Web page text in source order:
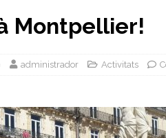
Montpellier!
administrador Activitats